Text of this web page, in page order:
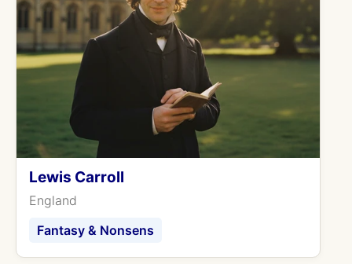
Lewis Carroll
England
Fantasy & Nonsens